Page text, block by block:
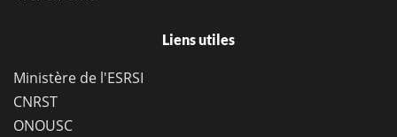
Liens utiles
Ministère de l'ESRSI
CNRST
ONOUSC